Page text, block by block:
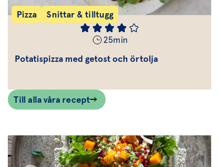
Pizza Snittar & tilltugg
25min
Potatispizza med getost och örtolja
Till alla våra recept